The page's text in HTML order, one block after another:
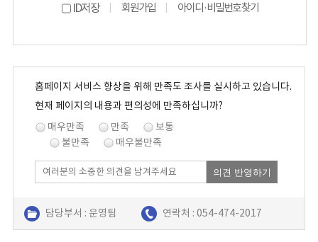
ID저장 회원가입 아이디·비밀번호 찾기
홈페이지 서비스 향상을 위해 만족도 조사를 실시하고 있습니다.
현재 페이지의 내용과 편의성에 만족하십니까?
매우만족
만족
보통
불만족
매우불만족
의견 반영하기
담당부서 : 운영팀 연락처 : 054-474-2017